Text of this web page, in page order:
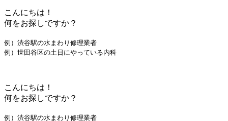
こんにちは！
何をお探しですか？
例）渋谷駅の水まわり修理業者
例）世田谷区の土日にやっている内科
こんにちは！
何をお探しですか？
例）渋谷駅の水まわり修理業者